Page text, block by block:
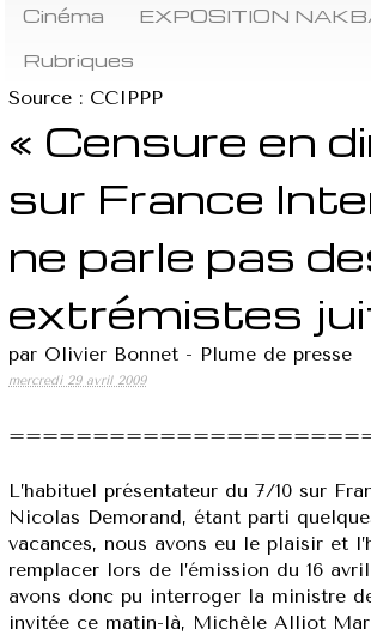
Cinéma
EXPOSITION
Rubriques
Source : CCIPPP
« Censure en
sur France
ne parle pas
extrémistes
par Olivier Bonnet - Plume de presse
mercredi 29 avril 2009
L’habituel présentateur du 7/10 sur
Nicolas Demorand, étant parti
vacances, nous avons eu le plaisir et
remplacer lors de l’émission du 16
avons donc pu interroger la ministre
invitée ce matin-là, Michèle Alliot